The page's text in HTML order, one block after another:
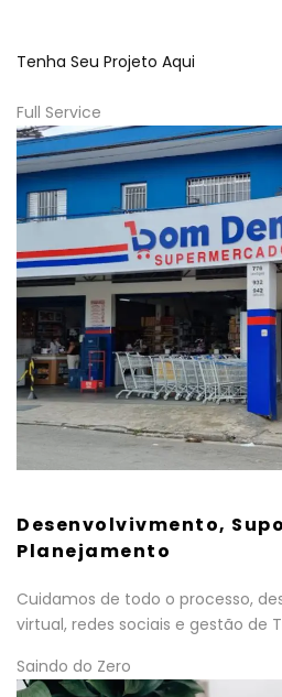
Tenha Seu Projeto Aqui
Full Service
Desenvolvivmento,
Planejamento
Cuidamos de todo o processo,
virtual, redes sociais e gestão de
Saindo do Zero